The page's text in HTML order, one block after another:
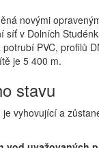
novými
síť v Dolních
PVC, profilů
je 5 400 m.
stavu
vyhovující a